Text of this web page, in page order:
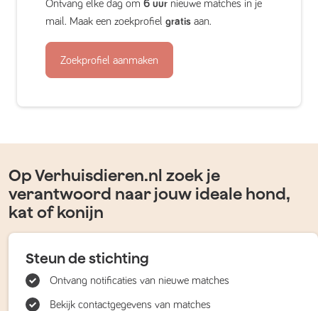
Ontvang elke dag om 6 uur nieuwe matches in je
mail. Maak een zoekprofiel gratis aan.
Zoekprofiel aanmaken
Op Verhuisdieren.nl zoek je
verantwoord naar jouw ideale hond,
kat of konijn
Steun de stichting
Ontvang notificaties van nieuwe matches
Bekijk contactgegevens van matches